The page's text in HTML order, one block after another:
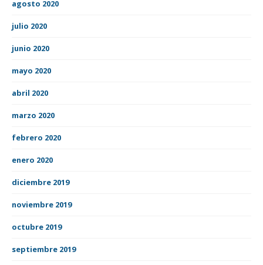
agosto 2020
julio 2020
junio 2020
mayo 2020
abril 2020
marzo 2020
febrero 2020
enero 2020
diciembre 2019
noviembre 2019
octubre 2019
septiembre 2019